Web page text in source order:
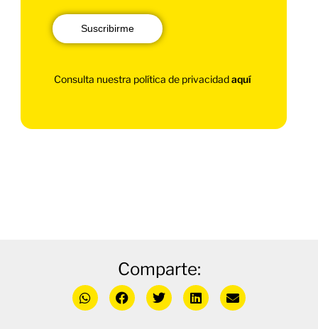
Suscribirme
Consulta nuestra política de privacidadaquí
Comparte: